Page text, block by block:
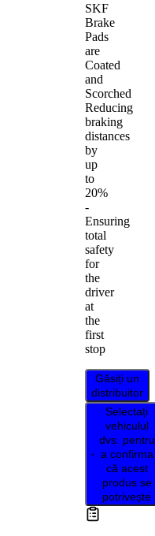
SKF
Brake
Pads
are
Coated
and
Scorched
Reducing
braking
distances
by
up
to
20%
-
Ensuring
total
safety
for
the
driver
at
the
first
stop
Găsiți un
distribuitor
Selectați
vehiculul
dvs. pentru
a confirma
că acest
produs se
potrivește